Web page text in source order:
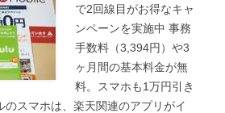
で2回線目がお得なキャ
ンペーンを実施中 事務
手数料（3,394円）や3
ヶ月間の基本料金が無
料。スマホも1万円引き
のスマホは、楽天関連のアプリがイ